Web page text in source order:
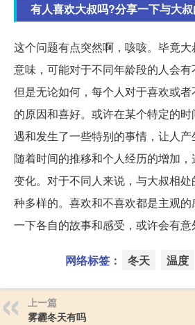
有人喜欢大叔吗?分享一下与大叔
这个问题有点突然啊，咳咳。毕竟
意味，可能对于不同年龄段的人会有
但是无论如何，每个人对于喜欢或
的原因和喜好。或许在某个特定的
遇和发生了一些特别的事情，让人
随着时间的推移和个人经历的增加
变化。对于不同人来说，与大叔相
种多样的。喜欢和不喜欢都是主观
一下各自的故事和感受，或许会有意
网络标签： 冬天 温度
上一篇
雾霾冬天有吗